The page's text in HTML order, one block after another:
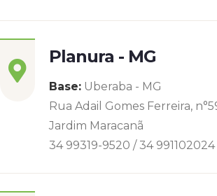
Planura - MG
Base: Uberaba - MG
Rua Adail Gomes Ferreira,
Jardim Maracanã
34 99319-9520 / 34 991102024